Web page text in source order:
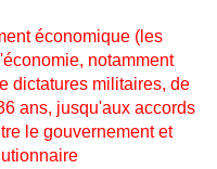
économique (les
notamment
dictatures militaires, de
ans, jusqu'aux accords
le gouvernement et